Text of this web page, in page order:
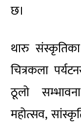
छ।
थारु
चित्रकला
ठूलो
महोत्सव,